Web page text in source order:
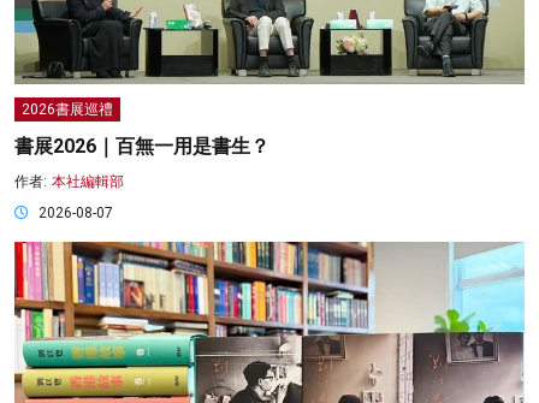
2026書展巡禮
書展2026｜百無一用是書生？
作者: 本社編輯部
2026-08-07